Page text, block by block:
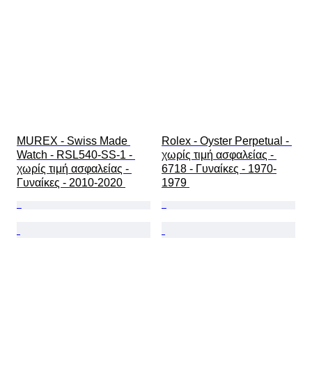
MUREX - Swiss Made
Watch - RSL540-SS-1 -
χωρίς τιμή ασφαλείας -
Γυναίκες - 2010-2020
Rolex - Oyster Perpetual -
χωρίς τιμή ασφαλείας -
6718 - Γυναίκες - 1970-
1979